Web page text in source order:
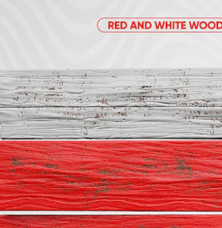
Креативная платформа для создания
ваших лучших работ. Более 1 миллиона
подписчиков среди креаторов,
предприятий, агентств и студий.
Pусский